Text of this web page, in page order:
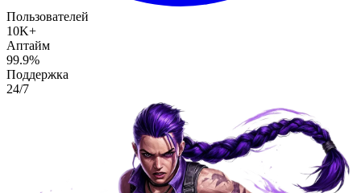
Пользователей
10K+
Аптайм
99.9%
Поддержка
24/7